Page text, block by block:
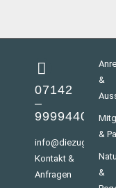
07142
–
9999440
Kontakt &
Anfragen
&
&
&